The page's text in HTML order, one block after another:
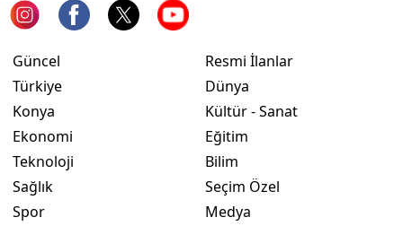
Güncel
Türkiye
Konya
Ekonomi
Teknoloji
Sağlık
Spor
Resmi İlanlar
Dünya
Kültür - Sanat
Eğitim
Bilim
Seçim Özel
Medya